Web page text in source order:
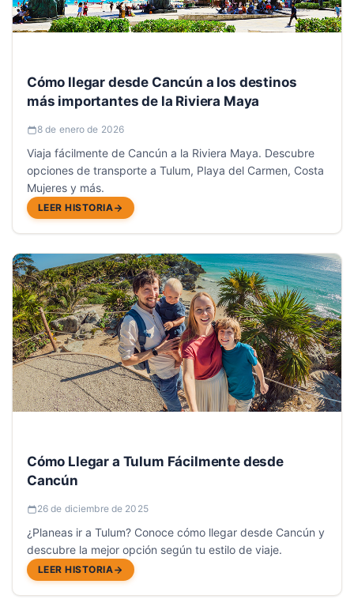
Cómo llegar desde Cancún a los destinos
más importantes de la Riviera Maya
8 de enero de 2026
Viaja fácilmente de Cancún a la Riviera Maya. Descubre
opciones de transporte a Tulum, Playa del Carmen, Costa
Mujeres y más.
LEER HISTORIA
Cómo Llegar a Tulum Fácilmente desde
Cancún
26 de diciembre de 2025
¿Planeas ir a Tulum? Conoce cómo llegar desde Cancún y
descubre la mejor opción según tu estilo de viaje.
LEER HISTORIA